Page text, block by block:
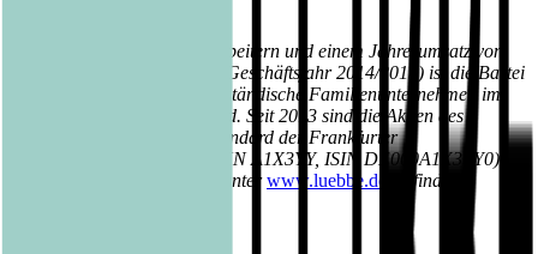
Mit seinen aktuell 334 Mitarbeitern und einem Jahresumsatz von
rund 110,2 Millionen Euro (Geschäftsjahr 2014/2015) ist die Bastei
Lübbe AG das größte mittelständische Familienunternehmen im
Verlagswesen in Deutschland. Seit 2013 sind die Aktien des
Unternehmens im Prime Standard der Frankfurter
Wertpapierbörse notiert (WKN A1X3YY, ISIN DE000A1X3YY0).
Weitere Informationen sind unterwww.luebbe.de
zu finden.